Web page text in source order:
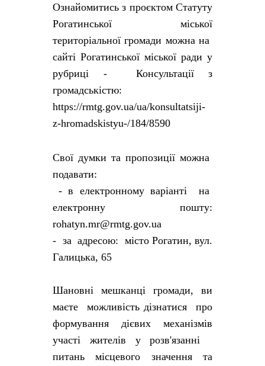
Ознайомитись з проєктом Статуту
Рогатинської міської
територіальної громади можна на
сайті Рогатинської міської ради у
рубриці - Консультації з
громадськістю:
https://rmtg.gov.ua/ua/konsultatsiji-
z-hromadskistyu-/184/8590
Свої думки та пропозиції можна
подавати:
- в електронному варіанті на
електронну пошту:
rohatyn.mr@rmtg.gov.ua
- за адресою: місто Рогатин, вул.
Галицька, 65
Шановні мешканці громади, ви
маєте можливість дізнатися про
формування дієвих механізмів
участі жителів у розв'язанні
питань місцевого значення та